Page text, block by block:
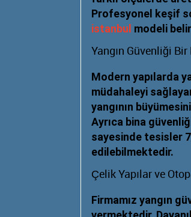
Profesyonel keşif
istanbul modeli
Yangın Güvenliği
Modern yapılarda
müdahaleyi
yangının
Ayrıca bina
sayesinde tesisler
edilebilmektedir.
Çelik Yapılar ve
Firmamız yangın